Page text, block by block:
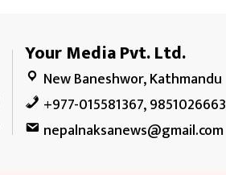
Your Media Pvt. Ltd.
New Baneshwor, Kathmandu
+977-015581367, 9851026663
nepalnaksanews@gmail.com